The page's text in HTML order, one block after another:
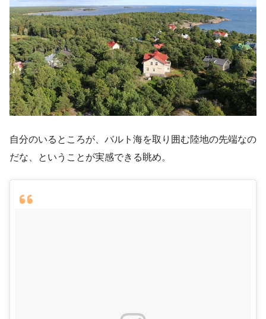
自分のいるところが、バルト海を取り囲む陸地の先端なの
だな、ということが実感できる眺め。